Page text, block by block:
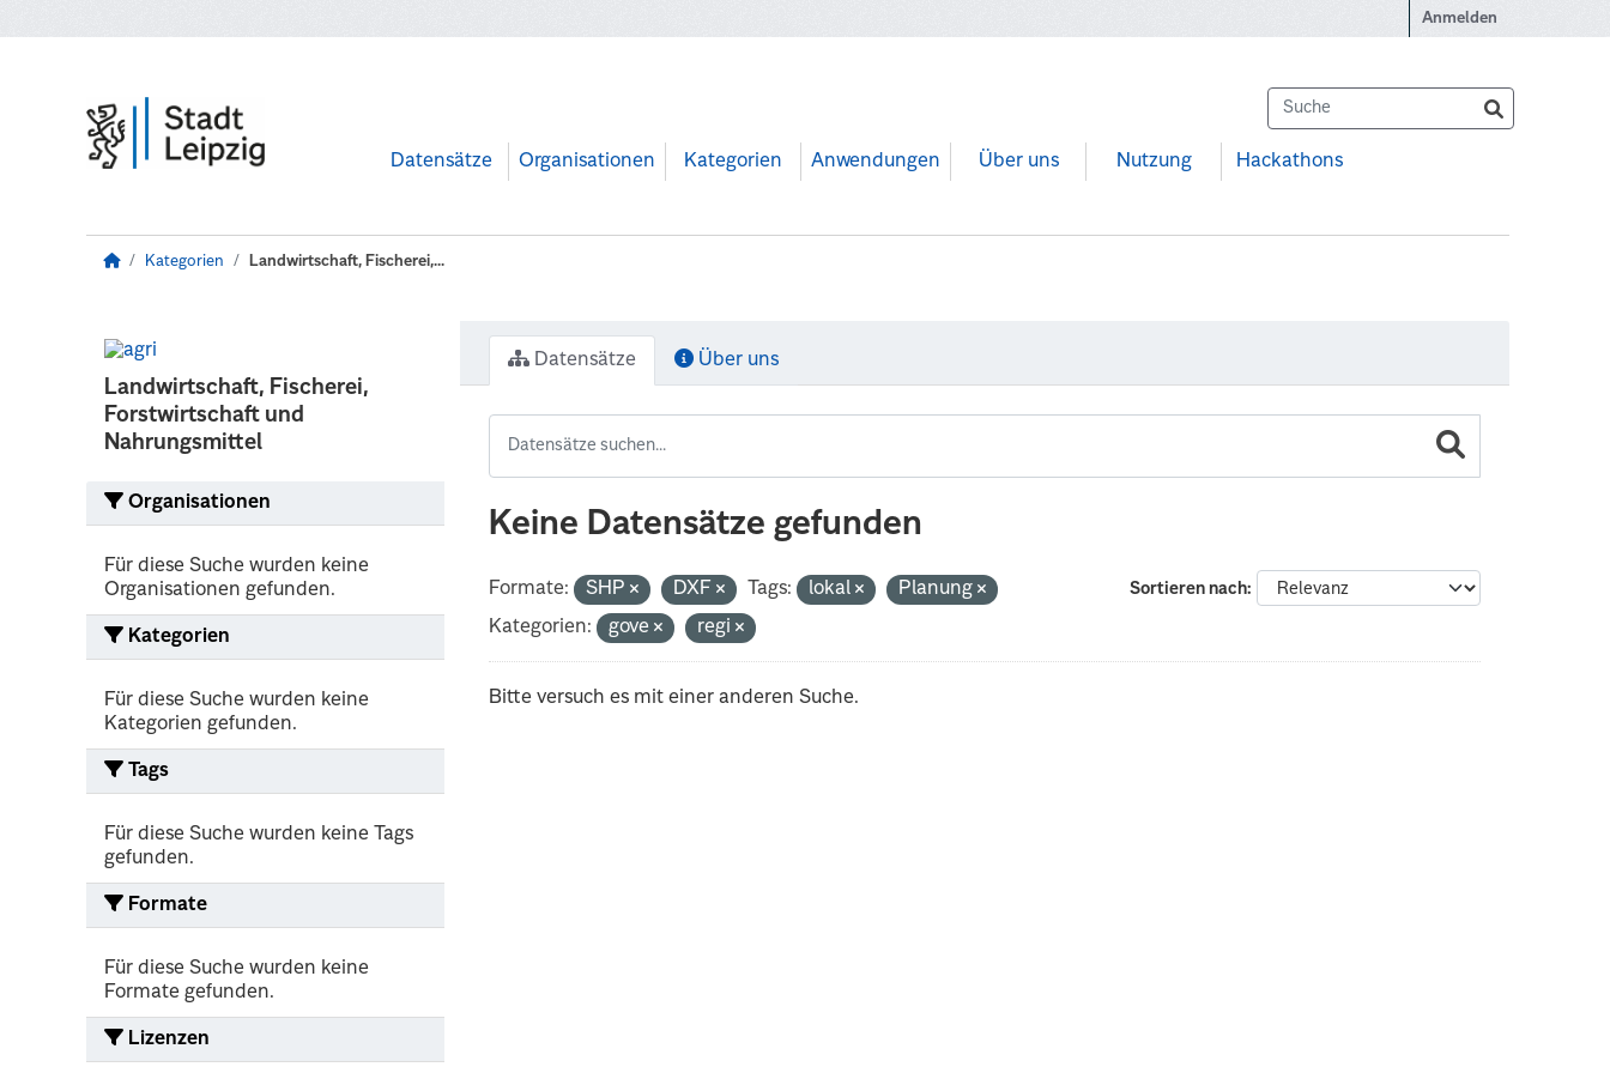
Anmelden
Datensätze Organisationen Kategorien Anwendungen Über uns Nutzung Hackathons
Kategorien Landwirtschaft, Fischerei,...
Landwirtschaft, Fischerei,
Forstwirtschaft und
Nahrungsmittel
Organisationen
Für diese Suche wurden keine
Organisationen gefunden.
Kategorien
Für diese Suche wurden keine
Kategorien gefunden.
Tags
Für diese Suche wurden keine Tags
gefunden.
Formate
Für diese Suche wurden keine
Formate gefunden.
Lizenzen
Datensätze Über uns
Keine Datensätze gefunden
Sortieren nach
Formate: SHP DXF Tags: lokal
Planung
Kategorien:
gove regi
Bitte versuch es mit einer anderen Suche.